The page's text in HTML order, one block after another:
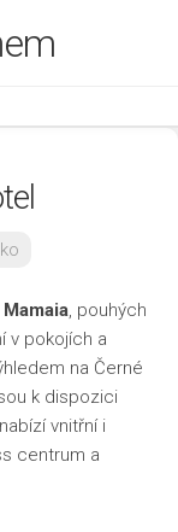
Mamaia, pouhých
v pokojích a
na Černé
k dispozici
vnitřní i
centrum a